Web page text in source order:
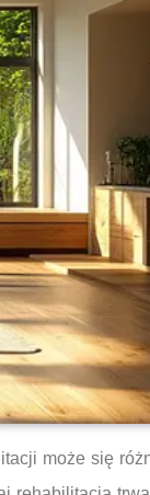
może się